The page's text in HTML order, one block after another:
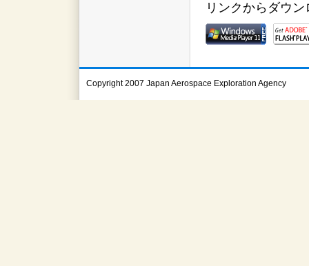
リンクからダウ
Copyright 2007 Japan Aerospace Exploration Agency